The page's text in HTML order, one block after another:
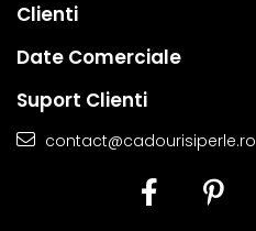
Clienti
Date Comerciale
Suport Clienti
contact@cadourisiperle.ro